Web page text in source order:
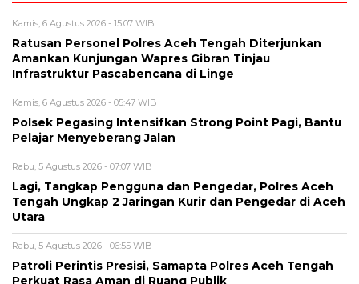
Kamis, 6 Agustus 2026 - 15:07 WIB
Ratusan Personel Polres Aceh Tengah Diterjunkan
Amankan Kunjungan Wapres Gibran Tinjau
Infrastruktur Pascabencana di Linge
Kamis, 6 Agustus 2026 - 05:47 WIB
Polsek Pegasing Intensifkan Strong Point Pagi, Bantu
Pelajar Menyeberang Jalan
Rabu, 5 Agustus 2026 - 07:07 WIB
Lagi, Tangkap Pengguna dan Pengedar, Polres Aceh
Tengah Ungkap 2 Jaringan Kurir dan Pengedar di Aceh
Utara
Rabu, 5 Agustus 2026 - 06:55 WIB
Patroli Perintis Presisi, Samapta Polres Aceh Tengah
Perkuat Rasa Aman di Ruang Publik